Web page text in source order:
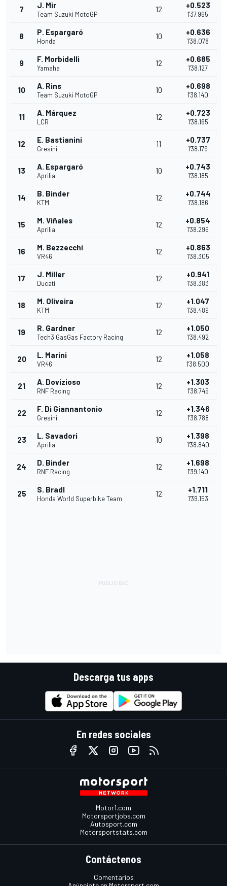
7 J. Mir
Team Suzuki MotoGP
12 +0.523
1'37.965
8 P. Espargaró
Honda
10 +0.636
1'38.078
9 F. Morbidelli
Yamaha
12 +0.685
1'38.127
10 A. Rins
Team Suzuki MotoGP
10 +0.698
1'38.140
11 A. Márquez
LCR
12 +0.723
1'38.165
12 E. Bastianini
Gresini
11 +0.737
1'38.179
13 A. Espargaró
Aprilia
10 +0.743
1'38.185
14 B. Binder
KTM
12 +0.744
1'38.186
15 M. Viñales
Aprilia
12 +0.854
1'38.296
16 M. Bezzecchi
VR46
12 +0.863
1'38.305
17 J. Miller
Ducati
12 +0.941
1'38.383
18 M. Oliveira
KTM
12 +1.047
1'38.489
19 R. Gardner
Tech3 GasGas Factory Racing
12 +1.050
1'38.492
20 L. Marini
VR46
12 +1.058
1'38.500
21 A. Dovizioso
RNF Racing
12 +1.303
1'38.745
22 F. Di Giannantonio
Gresini
12 +1.346
1'38.788
23 L. Savadori
Aprilia
10 +1.398
1'38.840
24 D. Binder
RNF Racing
12 +1.698
1'39.140
25 S. Bradl
Honda World Superbike Team
12 +1.711
1'39.153
Descarga tus apps
En redes sociales
Motor1.com
Motorsportjobs.com
Autosport.com
Motorsportstats.com
Contáctenos
Comentarios